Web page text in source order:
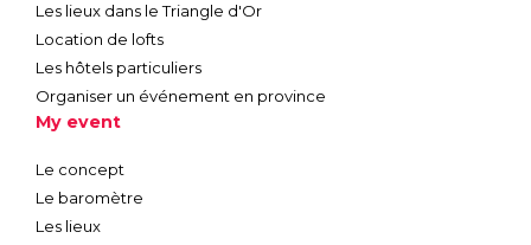
Les lieux dans le Triangle d'Or
Location de lofts
Les hôtels particuliers
Organiser un événement en province
My event
Le concept
Le baromètre
Les lieux